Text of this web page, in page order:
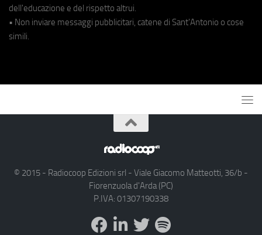
dell'educazione e del rispetto altrui.
• Non inviare messaggi pubblicitari, catene di Sant'Antonio o cose
simili.
© 2015 - Radiocoop Edizioni srl - Viale Giacomo Matteotti, 36/b -
Fiorenzuola d'Arda (PC)
P.IVA: 01307190338